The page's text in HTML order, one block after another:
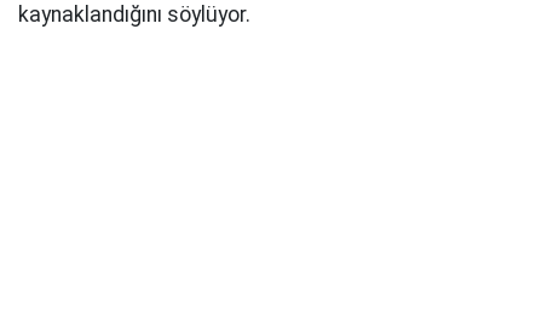
kaynaklandığını söylüyor.